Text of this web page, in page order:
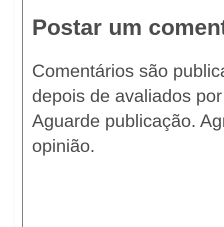
Postar um
Comentários são
depois de avaliados
Aguarde publicação.
opinião.